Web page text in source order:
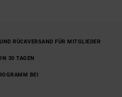
RÜCKVERSAND FÜR MITGLIEDER
30 TAGEN
BEI